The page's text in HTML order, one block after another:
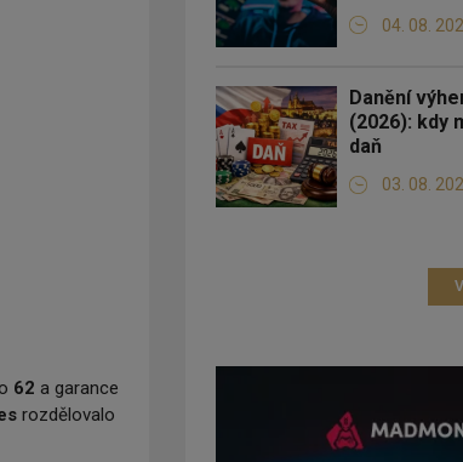
62 a garance
rozdělovalo
04. 08.
Danění
(2026): kdy
daň
03. 08.